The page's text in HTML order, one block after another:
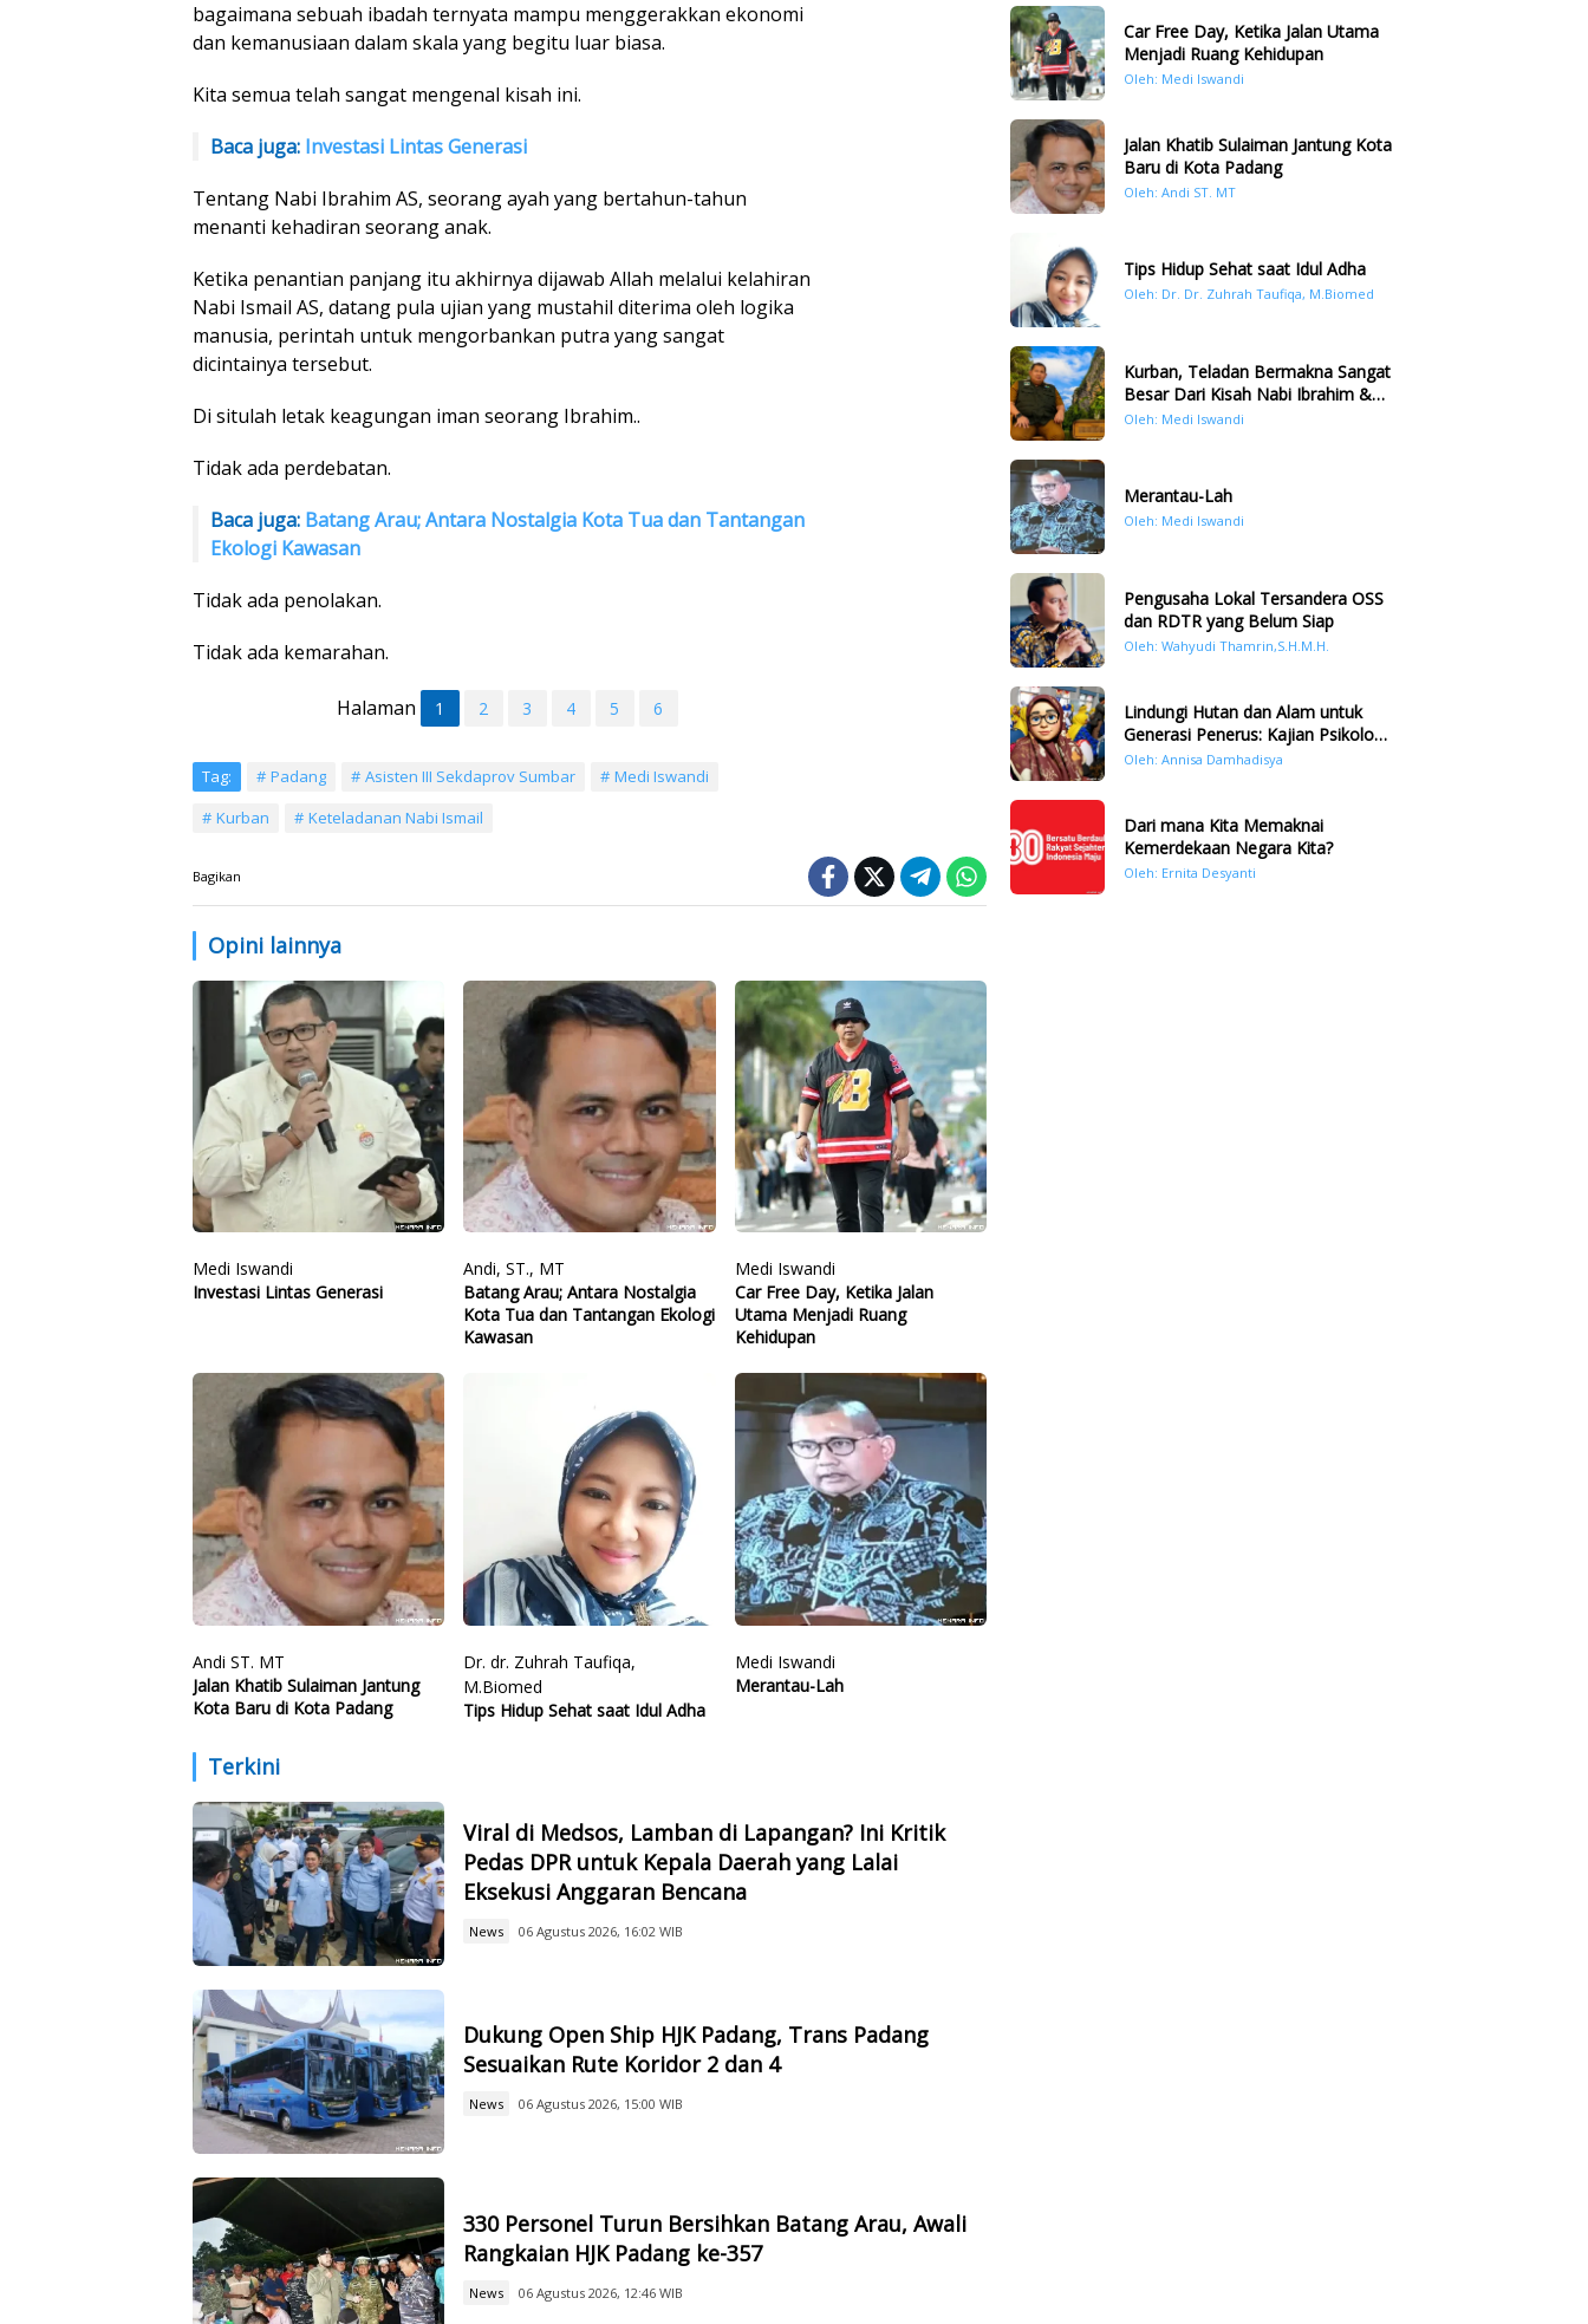
bagaimana sebuah ibadah ternyata mampu menggerakkan ekonomi
dan kemanusiaan dalam skala yang begitu luar biasa.
Kita semua telah sangat mengenal kisah ini.
Baca juga: Investasi Lintas Generasi
Tentang Nabi Ibrahim AS, seorang ayah yang bertahun-tahun
menanti kehadiran seorang anak.
Ketika penantian panjang itu akhirnya dijawab Allah melalui kelahiran
Nabi Ismail AS, datang pula ujian yang mustahil diterima oleh logika
manusia, perintah untuk mengorbankan putra yang sangat
dicintainya tersebut.
Di situlah letak keagungan iman seorang Ibrahim..
Tidak ada perdebatan.
Baca juga: Batang Arau; Antara Nostalgia Kota Tua dan Tantangan
Ekologi Kawasan
Tidak ada penolakan.
Tidak ada kemarahan.
Halaman 1 2 3 4 5 6
Tag: Padang Asisten III Sekdaprov Sumbar
Medi Iswandi
Kurban
Keteladanan Nabi Ismail
Bagikan
Opini lainnya
Medi Iswandi
Investasi Lintas Generasi
Andi, ST., MT
Batang Arau; Antara Nostalgia
Kota Tua dan Tantangan Ekologi
Kawasan
Medi Iswandi
Car Free Day, Ketika Jalan
Utama Menjadi Ruang
Kehidupan
Andi ST. MT
Jalan Khatib Sulaiman Jantung
Kota Baru di Kota Padang
Dr. dr. Zuhrah Taufiqa,
M.Biomed
Tips Hidup Sehat saat Idul Adha
Medi Iswandi
Merantau-Lah
Terkini
Viral di Medsos, Lamban di Lapangan? Ini Kritik
Pedas DPR untuk Kepala Daerah yang Lalai
Eksekusi Anggaran Bencana
News 06 Agustus 2026, 16:02 WIB
Dukung Open Ship HJK Padang, Trans Padang
Sesuaikan Rute Koridor 2 dan 4
News 06 Agustus 2026, 15:00 WIB
330 Personel Turun Bersihkan Batang Arau, Awali
Rangkaian HJK Padang ke-357
News 06 Agustus 2026, 12:46 WIB
Car Free Day, Ketika Jalan Utama
Menjadi Ruang Kehidupan
Oleh: Medi Iswandi
Jalan Khatib Sulaiman Jantung Kota
Baru di Kota Padang
Oleh: Andi ST. MT
Tips Hidup Sehat saat Idul Adha
Oleh: Dr. Dr. Zuhrah Taufiqa, M.Biomed
Kurban, Teladan Bermakna Sangat
Besar Dari Kisah Nabi Ibrahim &
Nabi Ismail
Oleh: Medi Iswandi
Merantau-Lah
Oleh: Medi Iswandi
Pengusaha Lokal Tersandera OSS
dan RDTR yang Belum Siap
Oleh: Wahyudi Thamrin,S.H.M.H.
Lindungi Hutan dan Alam untuk
Generasi Penerus: Kajian Psikologi
Bencana Hidrometeorologi di
Oleh: Annisa Damhadisya
Dari mana Kita Memaknai
Kemerdekaan Negara Kita?
Oleh: Ernita Desyanti